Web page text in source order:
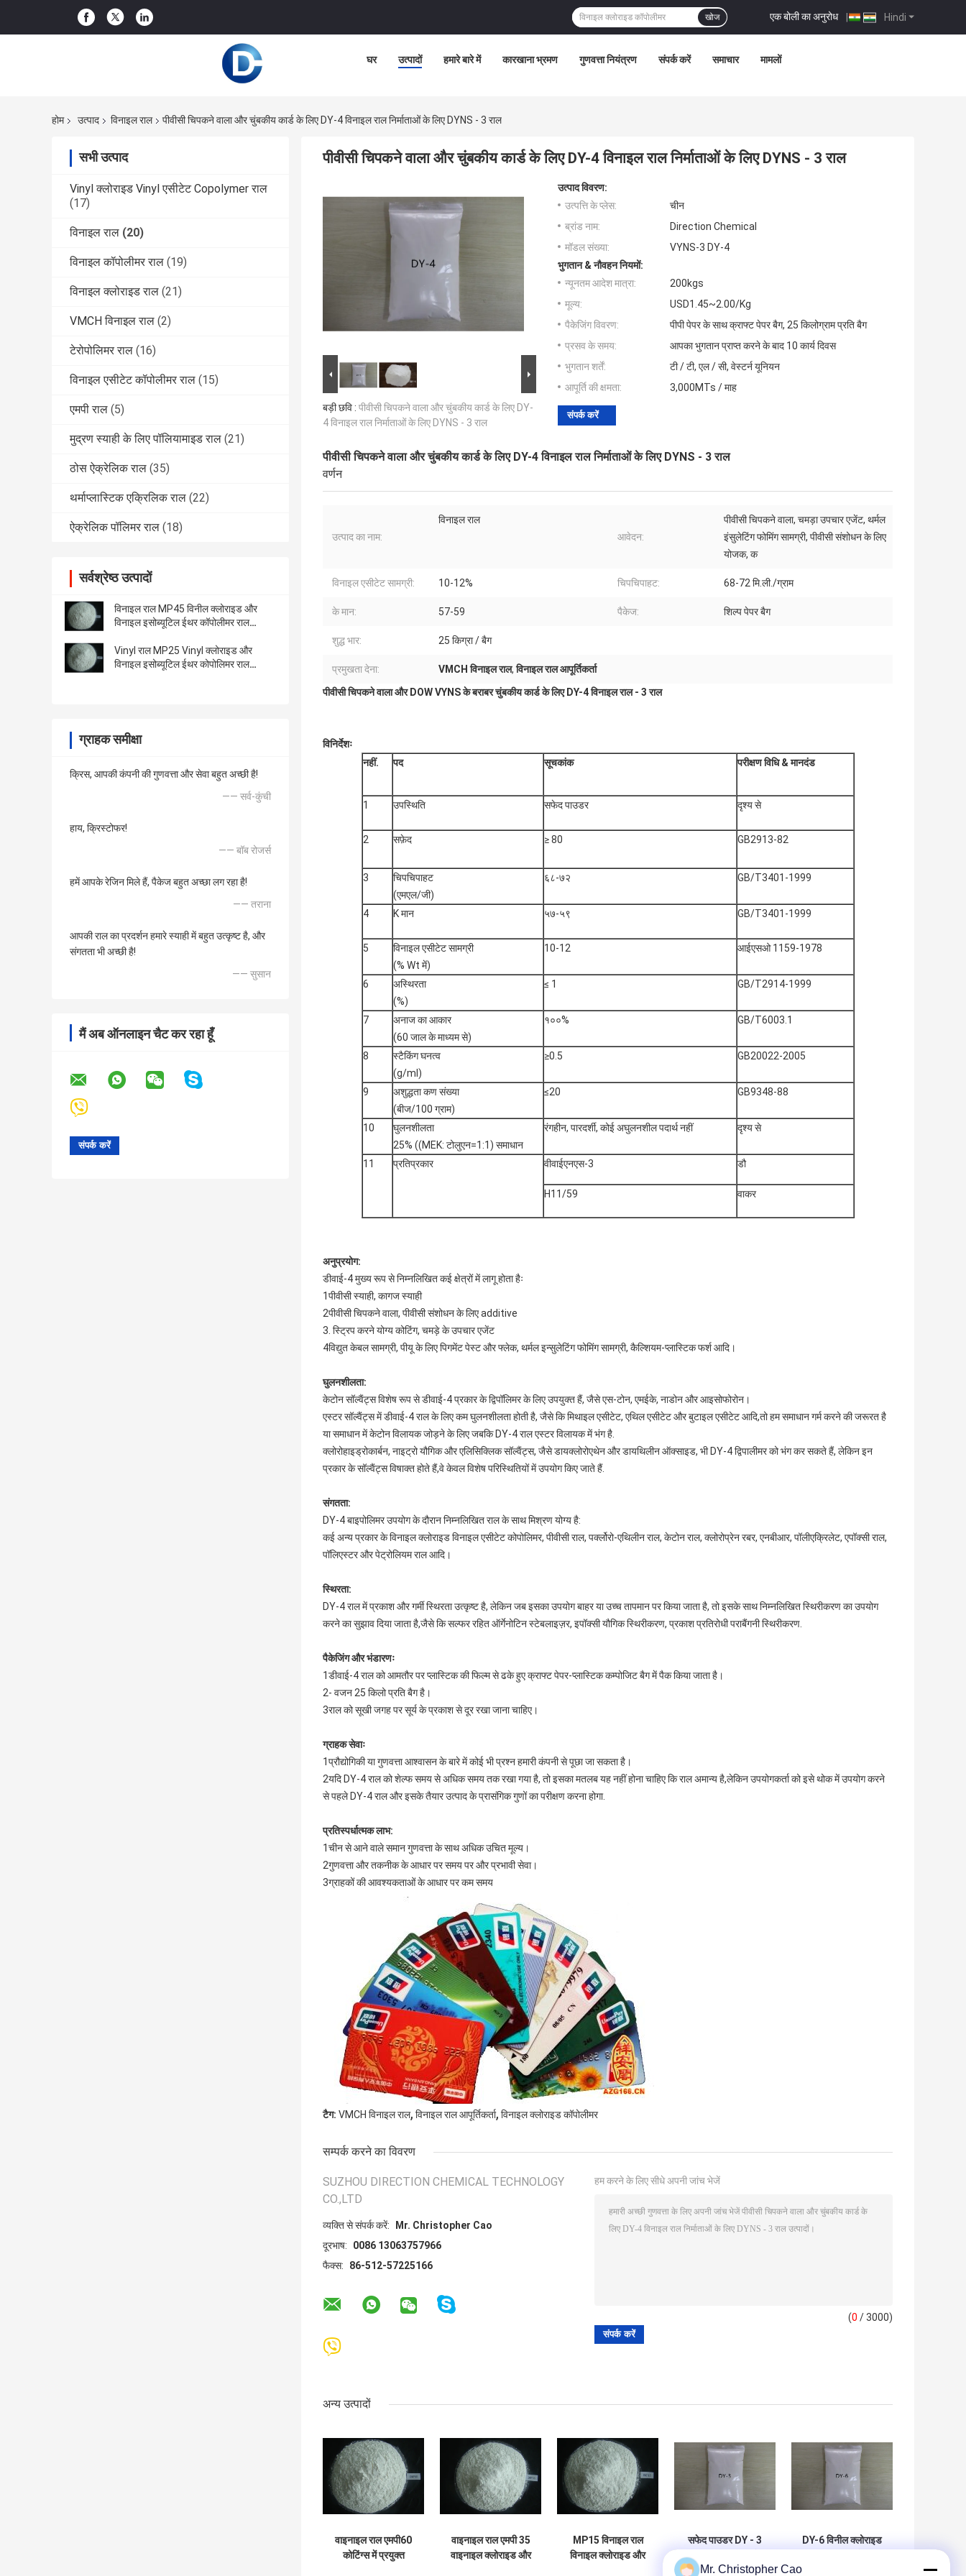
Hindi
एक बोली का अनुरोध |
खोज
घर उत्पादों हमारे बारे में कारखाना भ्रमण गुणवत्ता नियंत्रण संपर्क करें समाचार मामलों
होम उत्पाद विनाइल राल पीवीसी चिपकने वाला और चुंबकीय कार्ड के लिए DY-4 विनाइल राल निर्माताओं के लिए DYNS - 3 राल
सभी उत्पाद
Vinyl क्लोराइड Vinyl एसीटेट Copolymer राल
(17)
विनाइल राल (20)
विनाइल कॉपोलीमर राल (19)
विनाइल क्लोराइड राल (21)
VMCH विनाइल राल (2)
टेरोपोलिमर राल (16)
विनाइल एसीटेट कॉपोलीमर राल (15)
एमपी राल (5)
मुद्रण स्याही के लिए पॉलियामाइड राल (21)
ठोस ऐक्रेलिक राल (35)
थर्माप्लास्टिक एक्रिलिक राल (22)
ऐक्रेलिक पॉलिमर राल (18)
सर्वश्रेष्ठ उत्पादों
विनाइल राल MP45 विनील क्लोराइड और
विनाइल इसोब्यूटिल ईथर कॉपोलीमर राल
Vinyl राल MP25 Vinyl क्लोराइड और
विनाइल इसोब्यूटिल ईथर कोपोलिमर राल
ग्राहक समीक्षा
क्रिस, आपकी कंपनी की गुणवत्ता और सेवा बहुत अच्छी है!
—— सर्व-कुंची
हाय, क्रिस्टोफर!
—— बॉब रोजर्स
हमें आपके रेजिन मिले हैं, पैकेज बहुत अच्छा लग रहा है!
—— तराना
आपकी राल का प्रदर्शन हमारे स्याही में बहुत उत्कृष्ट है, और
संगतता भी अच्छी है!
—— सुसान
मैं अब ऑनलाइन चैट कर रहा हूँ
पीवीसी चिपकने वाला और चुंबकीय कार्ड के लिए DY-4 विनाइल राल निर्माताओं के लिए DYNS - 3 राल
बड़ी छवि : पीवीसी चिपकने वाला और चुंबकीय कार्ड के लिए DY-
4 विनाइल राल निर्माताओं के लिए DYNS - 3 राल
उत्पाद विवरण:
उत्पत्ति के प्लेस:
चीन
ब्रांड नाम:
Direction Chemical
मॉडल संख्या:
VYNS-3 DY-4
भुगतान & नौवहन नियमों:
न्यूनतम आदेश मात्रा:
200kgs
मूल्य:
USD1.45~2.00/Kg
पैकेजिंग विवरण:
पीपी पेपर के साथ क्राफ्ट पेपर बैग, 25 किलोग्राम प्रति बैग
प्रसव के समय:
आपका भुगतान प्राप्त करने के बाद 10 कार्य दिवस
भुगतान शर्तें:
टी / टी, एल / सी, वेस्टर्न यूनियन
आपूर्ति की क्षमता:
3,000MTs / माह
संपर्क करें
पीवीसी चिपकने वाला और चुंबकीय कार्ड के लिए DY-4 विनाइल राल निर्माताओं के लिए DYNS - 3 राल
वर्णन
उत्पाद का नाम:
विनाइल राल
आवेदन:
पीवीसी चिपकने वाला, चमड़ा उपचार एजेंट, थर्मल
इंसुलेटिंग फोमिंग सामग्री, पीवीसी संशोधन के लिए
योजक, क
विनाइल एसीटेट सामग्री: 10-12% चिपचिपाहट: 68-72 मि.ली./ग्राम
के मान: 57-59 पैकेज: शिल्प पेपर बैग
शुद्ध भार: 25 किग्रा / बैग
प्रमुखता देना: VMCH विनाइल राल,विनाइल राल आपूर्तिकर्ता
पीवीसी चिपकने वाला और DOW VYNS के बराबर चुंबकीय कार्ड के लिए DY-4 विनाइल राल - 3 राल
विनिर्देशः
नहीं.
पद सूचकांक परीक्षण विधि & मानदंड
1 उपस्थिति सफेद पाउडर दृश्य से
2 सफ़ेद ≥ 80 GB2913-82
3
चिपचिपाहट
(एमएल/जी)
६८-७२ GB/T3401-1999
4 K मान ५७-५९ GB/T3401-1999
5
विनाइल एसीटेट सामग्री
(% Wt में)
10-12 आईएसओ 1159-1978
6
अस्थिरता
(%)
≤ 1 GB/T2914-1999
7
अनाज का आकार
(60 जाल के माध्यम से)
१००% GB/T6003.1
8
स्टैकिंग घनत्व
(g/ml)
≥0.5 GB20022-2005
9
अशुद्धता कण संख्या
(बीज/100 ग्राम)
≤20 GB9348-88
10
घुलनशीलता
25% ((MEK: टोलुएन=1:1) समाधान
रंगहीन, पारदर्शी, कोई अघुलनशील पदार्थ नहीं दृश्य से
11 प्रतिप्रकार वीवाईएनएस-3 डौ
H11/59 वाकर
अनुप्रयोग:
डीवाई-4 मुख्य रूप से निम्नलिखित कई क्षेत्रों में लागू होता हैः
1पीवीसी स्याही, कागज स्याही
2पीवीसी चिपकने वाला, पीवीसी संशोधन के लिए additive
3. स्ट्रिप करने योग्य कोटिंग, चमड़े के उपचार एजेंट
4विद्युत केबल सामग्री, पीयू के लिए पिगमेंट पेस्ट और फ्लेक, थर्मल इन्सुलेटिंग फोमिंग सामग्री, कैल्शियम-प्लास्टिक फर्श आदि।
घुलनशीलता:
केटोन सॉल्वैंट्स विशेष रूप से डीवाई-4 प्रकार के द्विपॉलिमर के लिए उपयुक्त हैं, जैसे एस-टोन, एमईके, नाडोन और आइसोफोरोन।
एस्टर सॉल्वैंट्स में डीवाई-4 राल के लिए कम घुलनशीलता होती है, जैसे कि मिथाइल एसीटेट, एथिल एसीटेट और बुटाइल एसीटेट आदि,तो हम समाधान गर्म करने की जरूरत है
या समाधान में केटोन विलायक जोड़ने के लिए जबकि DY-4 राल एस्टर विलायक में भंग है.
क्लोरोहाइड्रोकार्बन, नाइट्रो यौगिक और एलिसिक्लिक सॉल्वैंट्स, जैसे डायक्लोरोएथेन और डायथिलीन ऑक्साइड, भी DY-4 द्विपालीमर को भंग कर सकते हैं, लेकिन इन
प्रकार के सॉल्वैंट्स विषाक्त होते हैं,वे केवल विशेष परिस्थितियों में उपयोग किए जाते हैं.
संगतता:
DY-4 बाइपोलिमर उपयोग के दौरान निम्नलिखित राल के साथ मिश्रण योग्य है:
कई अन्य प्रकार के विनाइल क्लोराइड विनाइल एसीटेट कोपोलिमर, पीवीसी राल, पर्क्लोरो-एथिलीन राल, केटोन राल, क्लोरोप्रेन रबर, एनबीआर, पॉलीएक्रिलेट, एपॉक्सी राल,
पॉलिएस्टर और पेट्रोलियम राल आदि।
स्थिरता:
DY-4 राल में प्रकाश और गर्मी स्थिरता उत्कृष्ट है, लेकिन जब इसका उपयोग बाहर या उच्च तापमान पर किया जाता है, तो इसके साथ निम्नलिखित स्थिरीकरण का उपयोग
करने का सुझाव दिया जाता है,जैसे कि सल्फर रहित ऑर्गेनोटिन स्टेबलाइज़र, इपॉक्सी यौगिक स्थिरीकरण, प्रकाश प्रतिरोधी पराबैंगनी स्थिरीकरण.
पैकेजिंग और भंडारणः
1डीवाई-4 राल को आमतौर पर प्लास्टिक की फिल्म से ढके हुए क्राफ्ट पेपर-प्लास्टिक कम्पोजिट बैग में पैक किया जाता है।
2- वजन 25 किलो प्रति बैग है।
3राल को सूखी जगह पर सूर्य के प्रकाश से दूर रखा जाना चाहिए।
ग्राहक सेवाः
1प्रौद्योगिकी या गुणवत्ता आश्वासन के बारे में कोई भी प्रश्न हमारी कंपनी से पूछा जा सकता है।
2यदि DY-4 राल को शेल्फ समय से अधिक समय तक रखा गया है, तो इसका मतलब यह नहीं होना चाहिए कि राल अमान्य है,लेकिन उपयोगकर्ता को इसे थोक में उपयोग करने
से पहले DY-4 राल और इसके तैयार उत्पाद के प्रासंगिक गुणों का परीक्षण करना होगा.
प्रतिस्पर्धात्मक लाभ:
1चीन से आने वाले समान गुणवत्ता के साथ अधिक उचित मूल्य।
2गुणवत्ता और तकनीक के आधार पर समय पर और प्रभावी सेवा।
3ग्राहकों की आवश्यकताओं के आधार पर कम समय
टैग: VMCH विनाइल राल, विनाइल राल आपूर्तिकर्ता, विनाइल क्लोराइड कॉपोलीमर
सम्पर्क करने का विवरण
SUZHOU DIRECTION CHEMICAL TECHNOLOGY
CO.,LTD
व्यक्ति से संपर्क करें:
Mr. Christopher Cao
दूरभाष:
0086 13063757966
फैक्स:
86-512-57225166
हम करने के लिए सीधे अपनी जांच भेजें
(0 / 3000)
अन्य उत्पादों
वाइनाइल राल एमपी60
कोटिंग्स में प्रयुक्त
वाइनाइल राल एमपी 35
वाइनाइल क्लोराइड और
MP15 विनाइल राल
विनाइल क्लोराइड और
सफेद पाउडर DY - 3
विनाइल राल चिपकने,
वर्णक पेस्ट और परत में
DY-6 विनील क्लोराइड
कॉपोलीमर राल का उपयोग
Mr. Christopher Cao